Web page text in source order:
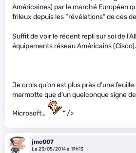
Américaines) par le marché Européen
frileux depuis les “révélations” de ces
Suffit de voir le récent repli sur soi de
équipements réseau Américains (Cisco).
Je crois qu’on est plus près d’une feuille
marmotte que d’un quelconque signe
Microsoft… " />
jmc007
Le 23/05/2014 à 19h13